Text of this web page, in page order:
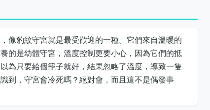
像豹紋守宮就是最受歡迎的一種。它們來自溫暖的
的是幼體守宮，溫度控制更要小心，因為它們的抵
為只要給個籠子就好，結果忽略了溫度，導致一隻
到，守宮會冷死嗎？絕對會，而且這不是偶發事